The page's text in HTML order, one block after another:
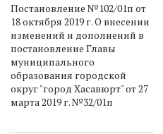
Постановление №102/01п от
18 октября 2019 г. О внесении
изменений и дополнений в
постановление Главы
муниципального
образования городской
округ "город Хасавюрт" от 27
марта 2019 г. №32/01п